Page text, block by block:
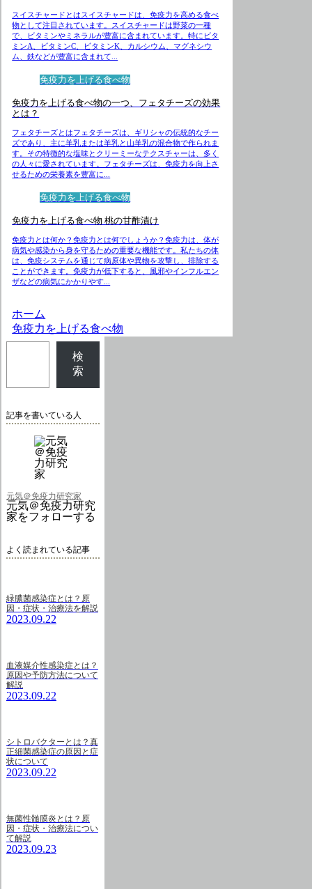
スイスチャードとはスイスチャードは、免疫力を高める食べ
物として注目されています。スイスチャードは野菜の一種
で、ビタミンやミネラルが豊富に含まれています。特にビタ
ミンA、ビタミンC、ビタミンK、カルシウム、マグネシウ
ム、鉄などが豊富に含まれて...
免疫力を上げる食べ物
免疫力を上げる食べ物の一つ、フェタチーズの効果
とは？
フェタチーズとはフェタチーズは、ギリシャの伝統的なチー
ズであり、主に羊乳または羊乳と山羊乳の混合物で作られま
す。その特徴的な塩味とクリーミーなテクスチャーは、多く
の人々に愛されています。フェタチーズは、免疫力を向上さ
せるための栄養素を豊富に...
免疫力を上げる食べ物
免疫力を上げる食べ物 桃の甘酢漬け
免疫力とは何か？免疫力とは何でしょうか？免疫力は、体が
病気や感染から身を守るための重要な機能です。私たちの体
は、免疫システムを通じて病原体や異物を攻撃し、排除する
ことができます。免疫力が低下すると、風邪やインフルエン
ザなどの病気にかかりやす...
ホーム
免疫力を上げる食べ物
検
索
記事を書いている人
元気＠免疫力研究家
元気＠免疫力研究
家をフォローする
よく読まれている記事
緑膿菌感染症とは？原
因・症状・治療法を解説
2023.09.22
血液媒介性感染症とは？
原因や予防方法について
解説
2023.09.22
シトロバクターとは？真
正細菌感染症の原因と症
状について
2023.09.22
無菌性髄膜炎とは？原
因・症状・治療法につい
て解説
2023.09.23